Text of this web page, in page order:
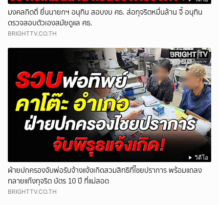
มงคลกิตติ์ ยื่นนายกฯ อนุทิน สอบงบ ศธ. ส่อทุจริตหมื่นล้าน จี้ อนุทิน
ตรวจสอบตัวเองสมัยดูแล ศธ.
BRIGHTTV.CO.TH
วิดีโอ
ฝ่ายปกครองจับพ่อรับจ้างแจ้งเกิดสวมสิทธิที่ไชยปราการ พร้อมแถลง
ทลายแก๊งทุจริต บัตร 10 ปี ที่แม่สอด
BRIGHTTV.CO.TH